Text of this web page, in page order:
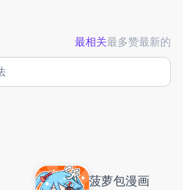
最相关最多赞最新的
菠萝包漫画